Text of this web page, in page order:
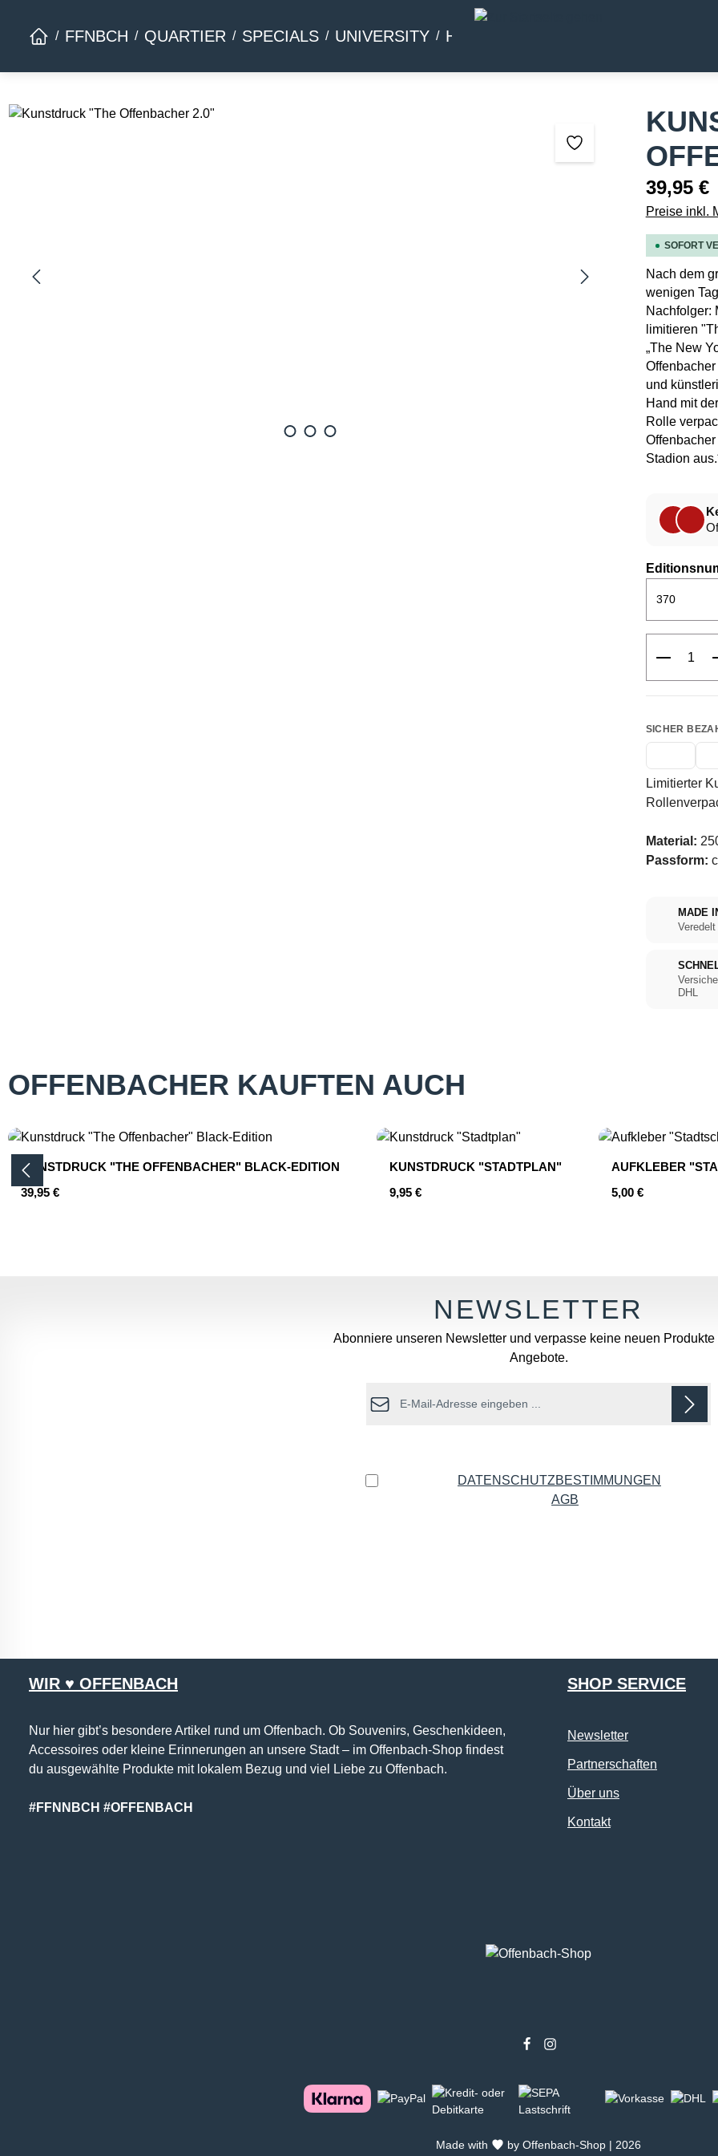
FFNBCH QUARTIER SPECIALS UNIVERSITY HOMMAGE
Bildergalerie überspringen
39,95 €
Preise inkl.
SOFORT
Nach dem
wenigen
Nachfolger:
limitieren
„The New
und
Hand mit
Rolle
Stadion
SICHER
Limitierter
Material:
Passform:
MADE
DHL
OFFENBACHER KAUFTEN AUCH
Produktgalerie überspringen
KUNSTDRUCK "THE OFFENBACHER" BLACK-EDITION
Regulärer Preis:
39,95 €
KUNSTDRUCK "STADTPLAN"
Regulärer Preis:
9,95 €
AUFKLEBER
Regulärer Preis:
5,00 €
Abonniere unseren Newsletter und verpasse keine neuen Produkte
Angebote.
DATENSCHUTZBESTIMMUNGEN
AGB
WIR ♥ OFFENBACH
Nur hier gibt’s besondere Artikel rund um Offenbach. Ob Souvenirs, Geschenkideen,
Accessoires oder kleine Erinnerungen an unsere Stadt – im Offenbach-Shop findest
du ausgewählte Produkte mit lokalem Bezug und viel Liebe zu Offenbach.
#FFNNBCH #OFFENBACH
SHOP SERVICE
Newsletter
Partnerschaften
Über uns
Kontakt
Made with by Offenbach-Shop | 2026